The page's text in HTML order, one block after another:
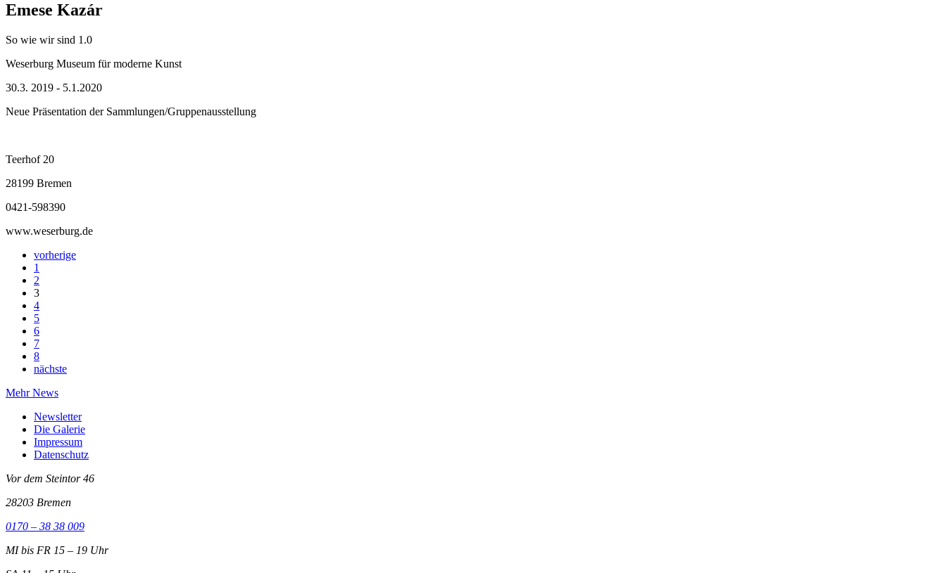
Emese Kazár
So wie wir sind 1.0
Weserburg Museum für moderne Kunst
30.3. 2019 - 5.1.2020
Neue Präsentation der Sammlungen/Gruppenausstellung
Teerhof 20
28199 Bremen
0421-598390
www.weserburg.de
vorherige
1
2
3
4
5
6
7
8
nächste
Mehr News
Newsletter
Die Galerie
Impressum
Datenschutz
Vor dem Steintor 46
28203 Bremen
0170 – 38 38 009
MI bis FR 15 – 19 Uhr